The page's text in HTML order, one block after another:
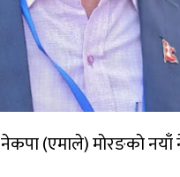
नेकपा (एमाले) माेरङकाे